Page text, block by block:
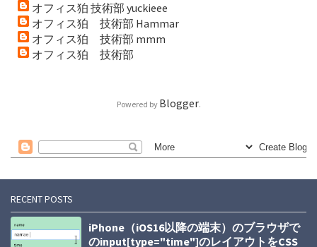
オフィス狛 技術部 yuckieee
オフィス狛 技術部 Hammar
オフィス狛 技術部 mmm
オフィス狛 技術部
Powered by Blogger.
RECENT POSTS
iPhone（iOS16以降の端末）のブラウザで
のinput[type="time"]のレイアウトをCSS